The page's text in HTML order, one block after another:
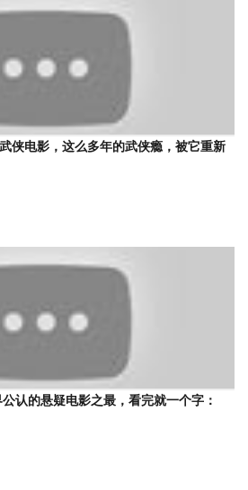
侠电影，这么多年的武侠瘾，被它重新
认的悬疑电影之最，看完就一个字：